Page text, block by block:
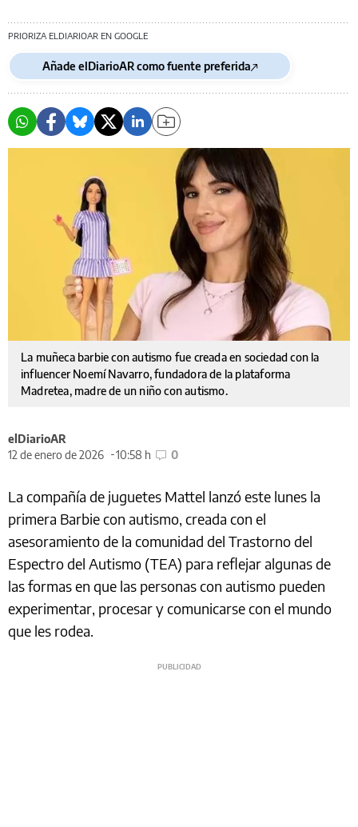
PRIORIZA ELDIARIOAR EN GOOGLE
Añade elDiarioAR como fuente preferida
La muñeca barbie con autismo fue creada en sociedad con la
influencer Noemí Navarro, fundadora de la plataforma
Madretea, madre de un niño con autismo.
elDiarioAR
12 de enero de 2026
10:58 h 0
La compañía de juguetes Mattel lanzó este lunes la
primera Barbie con autismo, creada con el
asesoramiento de la comunidad del Trastorno del
Espectro del Autismo (TEA) para reflejar algunas de
las formas en que las personas con autismo pueden
experimentar, procesar y comunicarse con el mundo
que les rodea.